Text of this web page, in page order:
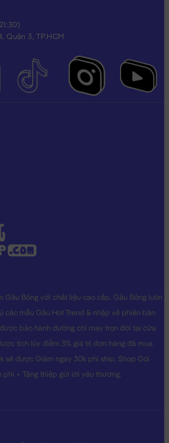
Quận 3, TP.HCM
Gấu Bông với chất liệu cao cấp. Gấu Bông luôn
mẫu Gấu Hot Trend & nhập về phiên bản
được bảo hành đường chỉ may trọn đời tại cửa
tích lũy điểm 3% giá trị đơn hàng đã mua.
sẽ được Giảm ngay 30k phí ship. Shop Gói
phí + Tặng thiệp gửi lời yêu thương.